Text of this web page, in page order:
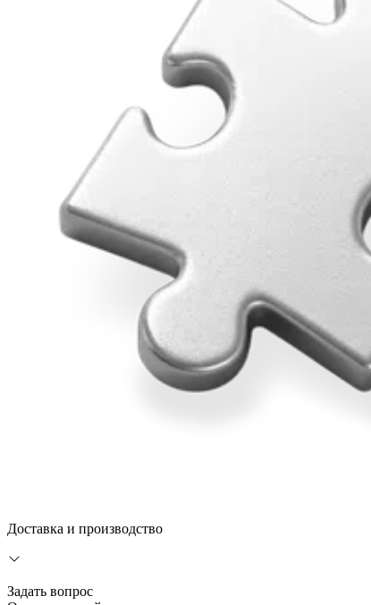
Доставка и производство
Задать вопрос